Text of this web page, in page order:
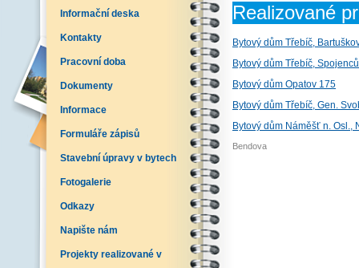
Informační deska
Kontakty
Pracovní doba
Dokumenty
Informace
Formuláře zápisů
Stavební úpravy v bytech
Fotogalerie
Odkazy
Napište nám
Projekty realizované v
Realizované
Bytový dům Třebíč,
Bytový dům Třebíč,
Bytový dům Opatov 175
Bytový dům Třebíč, Gen.
Bytový dům Náměšť n. Osl.,
Bendova